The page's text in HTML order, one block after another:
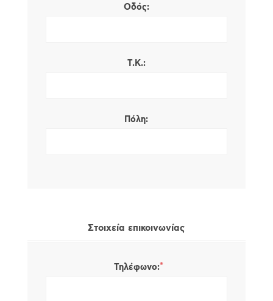
Οδός:
Τ.Κ.:
Πόλη:
Στοιχεία επικοινωνίας
Τηλέφωνο:*